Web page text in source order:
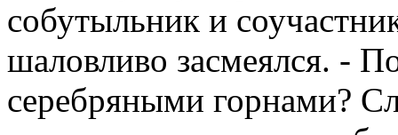
собутыльник и
шаловливо засмеялся. -
серебряными горнами?